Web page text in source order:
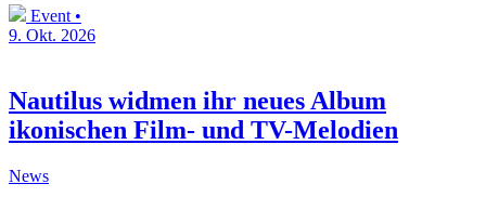
Event •
9. Okt. 2026
Nautilus widmen ihr neues Album
ikonischen Film- und TV-Melodien
News